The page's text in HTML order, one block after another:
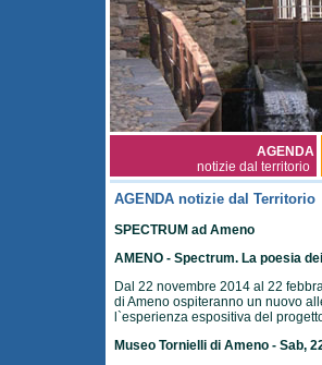
AGENDA
notizie dal territorio
AGENDA notizie dal Territorio
SPECTRUM ad Ameno
AMENO - Spectrum. La poesia
Dal 22 novembre 2014 al 22
di Ameno ospiteranno un nuovo
l`esperienza espositiva del
Museo Tornielli di Ameno - Sab,